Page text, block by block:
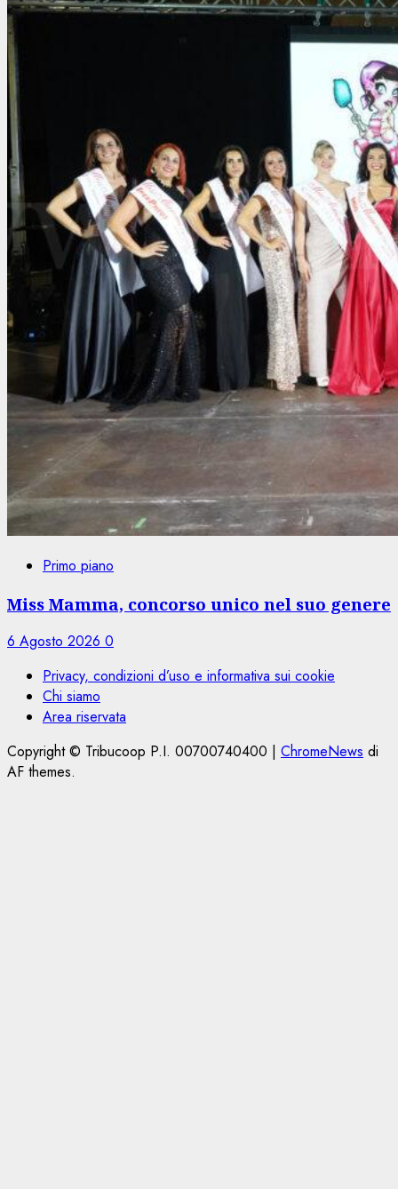
Primo piano
Miss Mamma, concorso unico nel suo genere
6 Agosto 2026 0
Privacy, condizioni d’uso e informativa sui cookie
Chi siamo
Area riservata
Copyright © Tribucoop P.I. 00700740400 | ChromeNews di
AF themes.